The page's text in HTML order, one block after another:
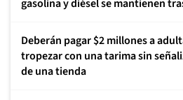
gasolina y diésel se mantienen
Deberán pagar $2 millones a
tropezar con una tarima sin
de una tienda